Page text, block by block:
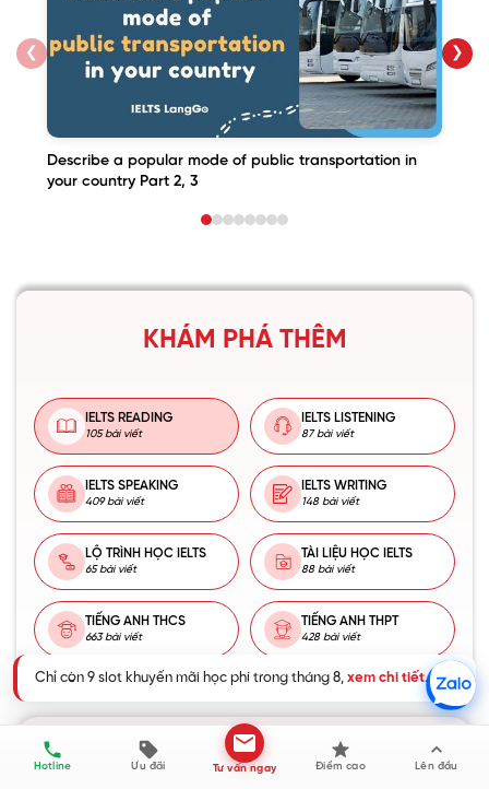
❮
Describe a popular mode of public transportation in
your country Part 2, 3
❯
KHÁM PHÁ THÊM
IELTS READING
105 bài viết
IELTS LISTENING
87 bài viết
IELTS SPEAKING
409 bài viết
IELTS WRITING
148 bài viết
LỘ TRÌNH HỌC IELTS
65 bài viết
TÀI LIỆU HỌC IELTS
88 bài viết
TIẾNG ANH THCS
663 bài viết
TIẾNG ANH THPT
428 bài viết
ĐẶT LỊCH TƯ VẤN MIỄN PHÍ LỘ TRÌNH
Hotline Ưu đãi Tư vấn ngay Điểm cao Lên đầu
Chỉ còn 9 slot khuyến mãi học phí trong tháng 8, xem chi tiết.